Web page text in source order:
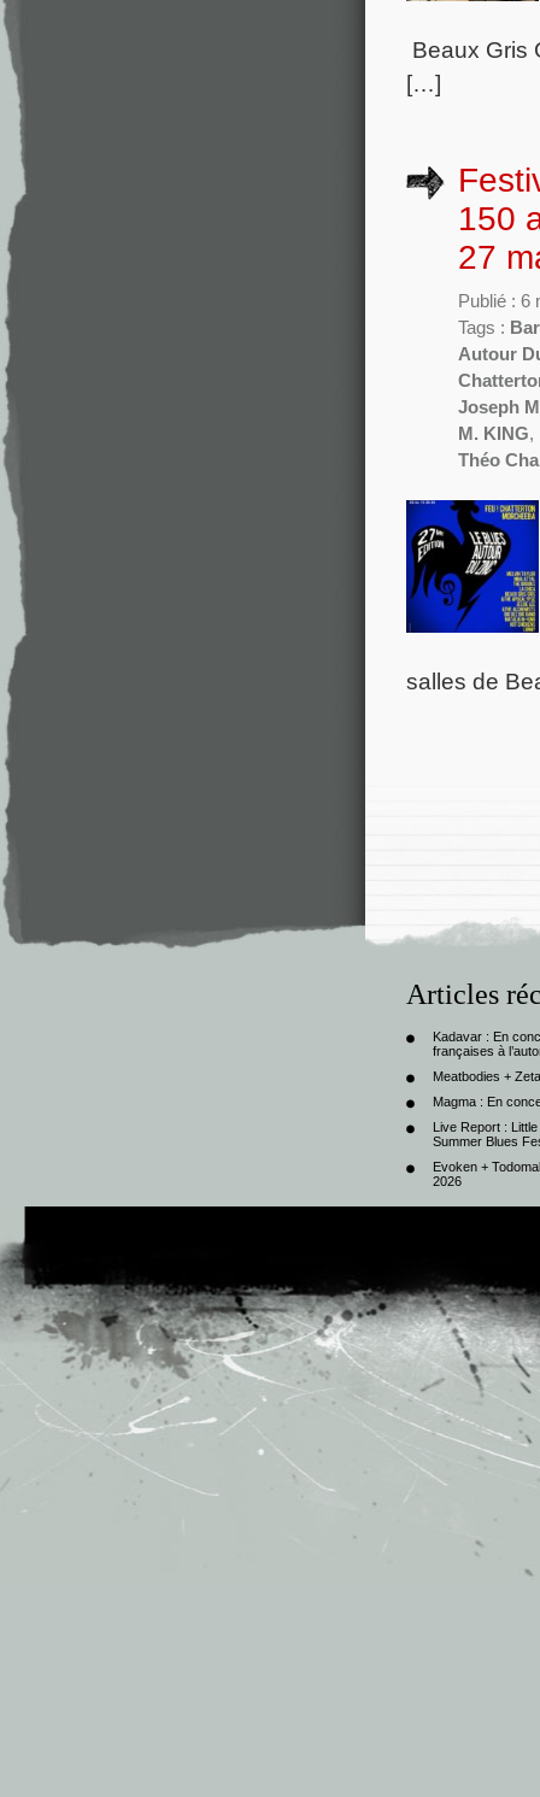
Beaux Gris
[…]
150
27
Publié : 6
Tags :
Autour
Joseph
M. KING,
Théo
salles de
Articles
Kadavar : En
françaises à
Meatbodies +
Magma : En
Live Report :
Summer Blues
Evoken +
2026